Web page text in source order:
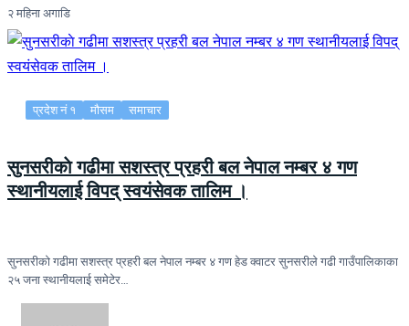
२ महिना अगाडि
प्रदेश नं १ मौसम समाचार
सुनसरीकाे गढीमा सशस्त्र प्रहरी बल नेपाल नम्बर ४ गण
स्थानीयलाई विपद् स्वयंसेवक तालिम ।
सुनसरीकाे गढीमा सशस्त्र प्रहरी बल नेपाल नम्बर ४ गण हेड क्वाटर सुनसरीले गढी गाउँपालिकाका
२५ जना स्थानीयलाई समेटेर…